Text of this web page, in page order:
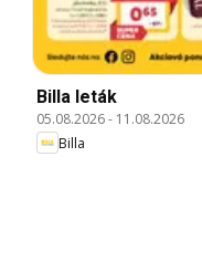
Billa leták
05.08.2026- 11.08.2026
Billa